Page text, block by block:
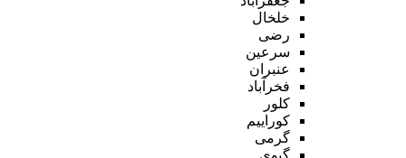
خلخال
رضی
سرعین
عنبران
فخرآباد
کلور
کوراییم
گرمی
گیوی